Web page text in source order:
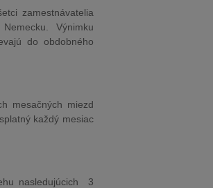
zamestnávatelia
Výnimku
do obdobného
mesačných miezd
každý mesiac
nasledujúcich 3